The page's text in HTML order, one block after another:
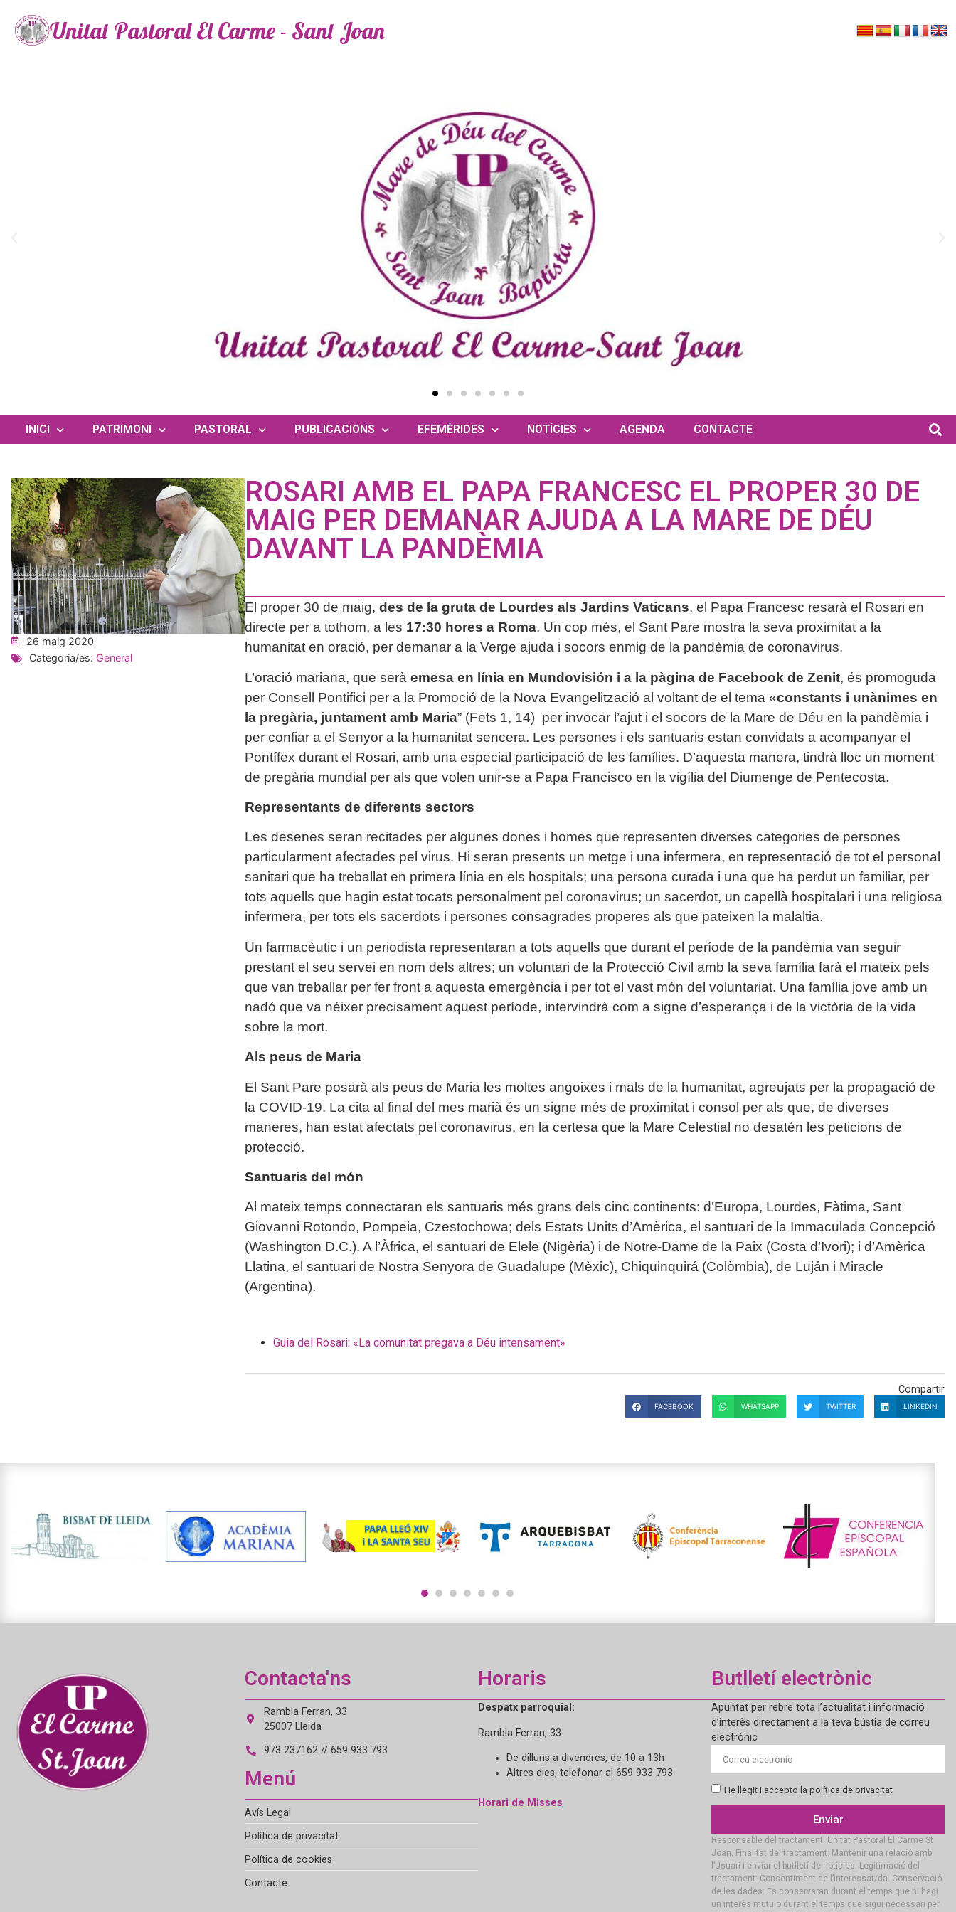
Unitat Pastoral El Carme - Sant Joan
INICI PATRIMONI PASTORAL PUBLICACIONS EFEMÈRIDES NOTÍCIES AGENDA CONTACTE
26 maig 2020
Categoria/es: General
ROSARI AMB EL PAPA FRANCESC EL PROPER 30 DE
MAIG PER DEMANAR AJUDA A LA MARE DE DÉU
DAVANT LA PANDÈMIA
El proper 30 de maig, des de la gruta de Lourdes als Jardins Vaticans, el Papa Francesc resarà el Rosari en
directe per a tothom, a les 17:30 hores a Roma. Un cop més, el Sant Pare mostra la seva proximitat a la
humanitat en oració, per demanar a la Verge ajuda i socors enmig de la pandèmia de coronavirus.
L’oració mariana, que serà emesa en línia en Mundovisión i a la pàgina de Facebook de Zenit, és promoguda
per Consell Pontifici per a la Promoció de la Nova Evangelització al voltant de el tema «constants i unànimes en
la pregària, juntament amb Maria” (Fets 1, 14) per invocar l’ajut i el socors de la Mare de Déu en la pandèmia i
per confiar a el Senyor a la humanitat sencera. Les persones i els santuaris estan convidats a acompanyar el
Pontífex durant el Rosari, amb una especial participació de les famílies. D’aquesta manera, tindrà lloc un moment
de pregària mundial per als que volen unir-se a Papa Francisco en la vigília del Diumenge de Pentecosta.
Representants de diferents sectors
Les desenes seran recitades per algunes dones i homes que representen diverses categories de persones
particularment afectades pel virus. Hi seran presents un metge i una infermera, en representació de tot el personal
sanitari que ha treballat en primera línia en els hospitals; una persona curada i una que ha perdut un familiar, per
tots aquells que hagin estat tocats personalment pel coronavirus; un sacerdot, un capellà hospitalari i una religiosa
infermera, per tots els sacerdots i persones consagrades properes als que pateixen la malaltia.
Un farmacèutic i un periodista representaran a tots aquells que durant el període de la pandèmia van seguir
prestant el seu servei en nom dels altres; un voluntari de la Protecció Civil amb la seva família farà el mateix pels
que van treballar per fer front a aquesta emergència i per tot el vast món del voluntariat. Una família jove amb un
nadó que va néixer precisament aquest període, intervindrà com a signe d’esperança i de la victòria de la vida
sobre la mort.
Als peus de Maria
El Sant Pare posarà als peus de Maria les moltes angoixes i mals de la humanitat, agreujats per la propagació de
la COVID-19. La cita al final del mes marià és un signe més de proximitat i consol per als que, de diverses
maneres, han estat afectats pel coronavirus, en la certesa que la Mare Celestial no desatén les peticions de
protecció.
Santuaris del món
Al mateix temps connectaran els santuaris més grans dels cinc continents: d’Europa, Lourdes, Fàtima, Sant
Giovanni Rotondo, Pompeia, Czestochowa; dels Estats Units d’Amèrica, el santuari de la Immaculada Concepció
(Washington D.C.). A l’Àfrica, el santuari de Elele (Nigèria) i de Notre-Dame de la Paix (Costa d’Ivori); i d’Amèrica
Llatina, el santuari de Nostra Senyora de Guadalupe (Mèxic), Chiquinquirá (Colòmbia), de Luján i Miracle
(Argentina).
Guia del Rosari: «La comunitat pregava a Déu intensament»
Compartir
FACEBOOK WHATSAPP TWITTER LINKEDIN
Contacta'ns
Rambla Ferran, 33
25007 Lleida
973 237162 // 659 933 793
Menú
Avís Legal
Política de privacitat
Política de cookies
Contacte
Horaris
Despatx parroquial:
Rambla Ferran, 33
De dilluns a divendres, de 10 a 13h
Altres dies, telefonar al 659 933 793
Horari de Misses
Butlletí electrònic
Apuntat per rebre tota l’actualitat i informació
d’interès directament a la teva bústia de correu
electrònic
He llegit i accepto la política de privacitat
Enviar
Responsable del tractament: Unitat Pastoral El Carme St
Joan. Finalitat del tractament: Mantenir una relació amb
l’Usuari i enviar el butlletí de notícies. Legitimació del
tractament: Consentiment de l’interessat/da. Conservació
de les dades: Es conservaran durant el temps que hi hagi
un interès mutu o durant el temps que sigui necessari per